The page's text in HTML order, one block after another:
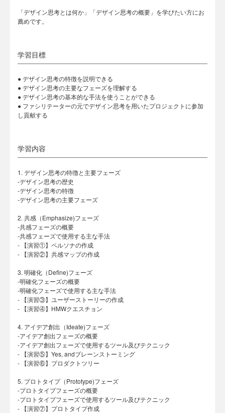
「デザイン思考とは何か」「デザイン思考の概要」を学びたい方にお
薦めです。
学習目標
● デザイン思考の特徴を説明できる
● デザイン思考の主要なフェーズを理解する
● デザイン思考の基本的な手法を使うことができる
● ファシリテーターの元でデザイン思考を用いたプロジェクトに参加
し貢献する
学習内容
1. デザイン思考の特徴と主要フェーズ
-デザイン思考の歴史
-デザイン思考の特徴
-デザイン思考の主要フェーズ
2. 共感（Emphasize)フェーズ
-共感フェーズの概要
-共感フェーズで使用する主な手法
- 【演習①】ペルソナの作成
- 【演習②】共感マップの作成
3. 明確化（Define)フェーズ
-明確化フェーズの概要
-明確化フェーズで使用する主な手法
- 【演習③】ユーザーストーリーの作成
- 【演習④】HMWクエスチョン
4. アイデア創出（Ideate)フェーズ
-アイデア創出フェーズの概要
-アイデア創出フェーズで使用するツール及びテクニック
- 【演習⑤】Yes, andブレーンストーミング
- 【演習⑥】プロダクトツリー
5. プロトタイプ（Prototype)フェーズ
-プロトタイプフェーズの概要
-プロトタイプフェーズで使用するツール及びテクニック
- 【演習⑦】プロトタイプ作成